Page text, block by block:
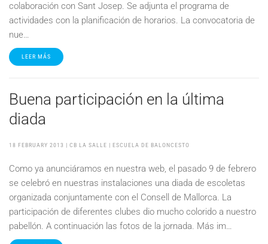
colaboración con Sant Josep. Se adjunta el programa de
actividades con la planificación de horarios. La convocatoria de
nue…
LEER MÁS
Buena participación en la última
diada
18 FEBRUARY 2013 | CB LA SALLE | ESCUELA DE BALONCESTO
Como ya anunciáramos en nuestra web, el pasado 9 de febrero
se celebró en nuestras instalaciones una diada de escoletas
organizada conjuntamente con el Consell de Mallorca. La
participación de diferentes clubes dio mucho colorido a nuestro
pabellón. A continuación las fotos de la jornada. Más im…